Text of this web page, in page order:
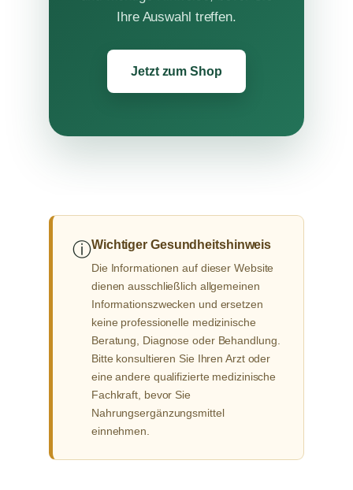
Ihre Auswahl treffen.
Jetzt zum Shop
ⓘWichtiger Gesundheitshinweis
Die Informationen auf dieser Website
dienen ausschließlich allgemeinen
Informationszwecken und ersetzen
keine professionelle medizinische
Beratung, Diagnose oder Behandlung.
Bitte konsultieren Sie Ihren Arzt oder
eine andere qualifizierte medizinische
Fachkraft, bevor Sie
Nahrungsergänzungsmittel
einnehmen.